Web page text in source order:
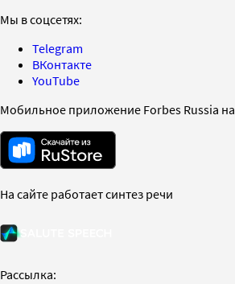
Мы в соцсетях:
Telegram
ВКонтакте
YouTube
Мобильное приложение Forbes Russia
На сайте работает синтез речи
Рассылка: